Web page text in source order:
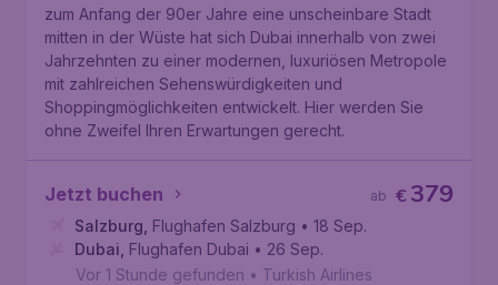
zum Anfang der 90er Jahre eine unscheinbare Stadt
mitten in der Wüste hat sich Dubai innerhalb von zwei
Jahrzehnten zu einer modernen, luxuriösen Metropole
mit zahlreichen Sehenswürdigkeiten und
Shoppingmöglichkeiten entwickelt. Hier werden Sie
ohne Zweifel Ihren Erwartungen gerecht.
Jetzt buchen €379
ab
Salzburg Flughafen Salzburg • 18 Sep.
Dubai Flughafen Dubai • 26 Sep.
Vor 1 Stunde gefunden • Turkish Airlines